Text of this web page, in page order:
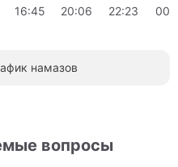
16:45 20:06 22:23
намазов
вопросы